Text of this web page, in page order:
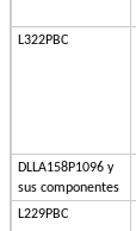
L322PBC
DLLA158P1096 y
sus componentes
L229PBC